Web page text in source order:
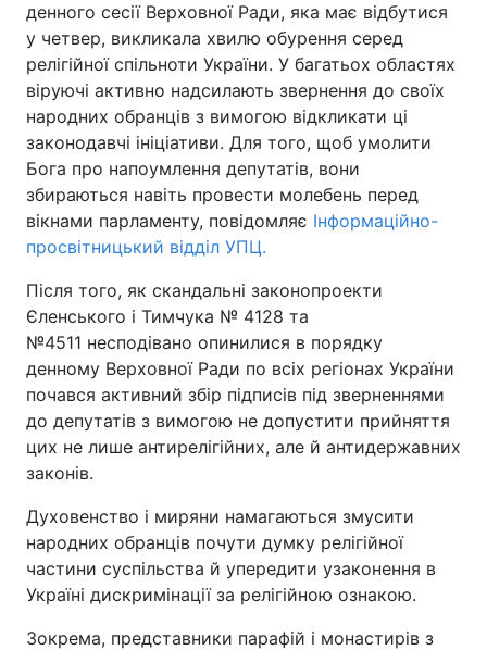
денного сесії Верховної Ради, яка має відбутися
у четвер, викликала хвилю обурення серед
релігійної спільноти України. У багатьох областях
віруючі активно надсилають звернення до своїх
народних обранців з вимогою відкликати ці
законодавчі ініціативи. Для того, щоб умолити
Бога про напоумлення депутатів, вони
збираються навіть провести молебень перед
вікнами парламенту, повідомляє Інформаційно-
просвітницький відділ УПЦ.
Після того, як скандальні законопроекти
Єленського і Тимчука № 4128 та
№4511 несподівано опинилися в порядку
денному Верховної Ради по всіх регіонах України
почався активний збір підписів під зверненнями
до депутатів з вимогою не допустити прийняття
цих не лише антирелігійних, але й антидержавних
законів.
Духовенство і миряни намагаються змусити
народних обранців почути думку релігійної
частини суспільства й упередити узаконення в
Україні дискримінації за релігійною ознакою.
Зокрема, представники парафій і монастирів з